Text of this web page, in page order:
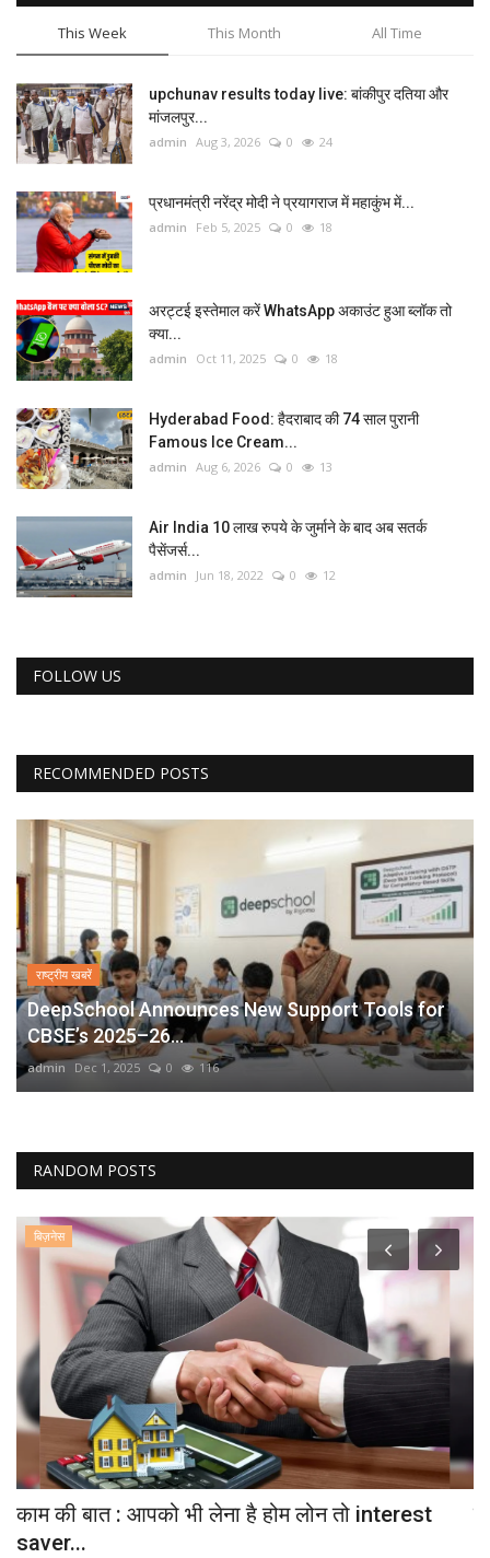
This Week This Month All Time
upchunav results today live: बांकीपुर दतिया और
मांजलपुर...
admin Aug 3, 2026 0 24
प्रधानमंत्री नरेंद्र मोदी ने प्रयागराज में महाकुंभ में...
admin Feb 5, 2025 0 18
अरट्टई इस्तेमाल करें WhatsApp अकाउंट हुआ ब्लॉक तो
क्या...
admin Oct 11, 2025 0 18
Hyderabad Food: हैदराबाद की 74 साल पुरानी
Famous Ice Cream...
admin Aug 6, 2026 0 13
Air India 10 लाख रुपये के जुर्माने के बाद अब सतर्क
पैसेंजर्स...
admin Jun 18, 2022 0 12
FOLLOW US
RECOMMENDED POSTS
राष्ट्रीय खबरें
DeepSchool Announces New Support Tools for
CBSE’s 2025–26...
admin Dec 1, 2025 0 116
RANDOM POSTS
बिज़नेस
काम की बात : आपको भी लेना है होम लोन तो interest
saver...